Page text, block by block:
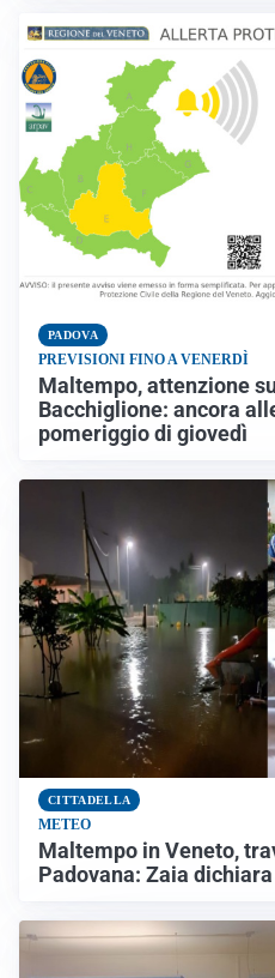
PADOVA
PREVISIONI FINO A VENERDÌ
Maltempo, attenzione
Bacchiglione: ancora
pomeriggio di giovedì
CITTADELLA
METEO
Maltempo in Veneto,
Padovana: Zaia